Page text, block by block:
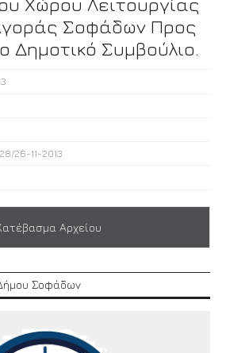
Σοφάδων Προς
Δημοτικό Συμβούλιο.
26-11-2013
Αρχείου
Σοφάδων